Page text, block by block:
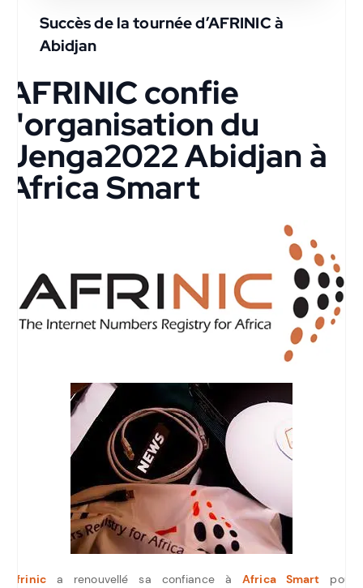
Succès de la tournée d’AFRINIC à
Abidjan
AFRINIC confie
l'organisation du
Jenga2022 Abidjan à
Africa Smart
Afrinic a renouvellé sa confiance à Africa Smart pour